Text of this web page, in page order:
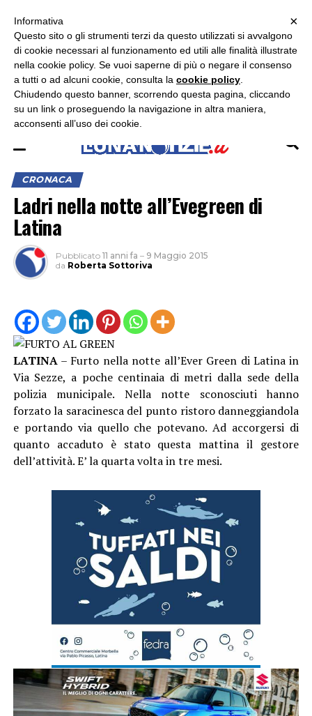
ASCOLTA RADIO LUNA
CRONACA
Ladri nella notte all’Evegreen di
Latina
Pubblicato 11 anni fa – 9 Maggio 2015
da Roberta Sottoriva
LATINA– Furto nella notte all’Ever Green di Latina in
Via Sezze, a poche centinaia di metri dalla sede della
polizia municipale. Nella notte sconosciuti hanno
forzato la saracinesca del punto ristoro danneggiandola
e portando via quello che potevano. Ad accorgersi di
quanto accaduto è stato questa mattina il gestore
dell’attività. E’ la quarta volta in tre mesi.
×
×
Informativa
Questo sito o gli strumenti terzi da questo utilizzati si avvalgono
di cookie necessari al funzionamento ed utili alle finalità illustrate
nella cookie policy. Se vuoi saperne di più o negare il consenso
a tutti o ad alcuni cookie, consulta la cookie policy
Chiudendo questo banner, scorrendo questa pagina, cliccando
su un link o proseguendo la navigazione in altra maniera,
acconsenti all’uso dei cookie.